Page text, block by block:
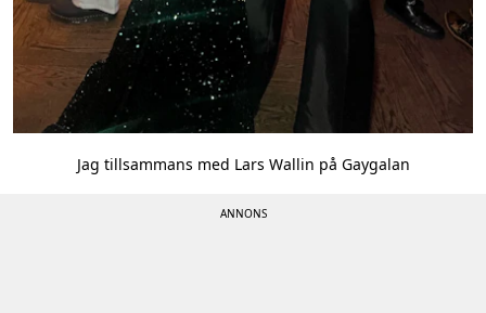
Jag tillsammans med Lars Wallin på Gaygalan